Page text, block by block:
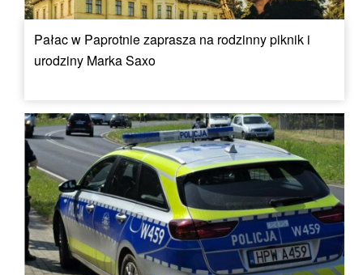
Pałac w Paprotnie zaprasza na rodzinny piknik i
urodziny Marka Saxo